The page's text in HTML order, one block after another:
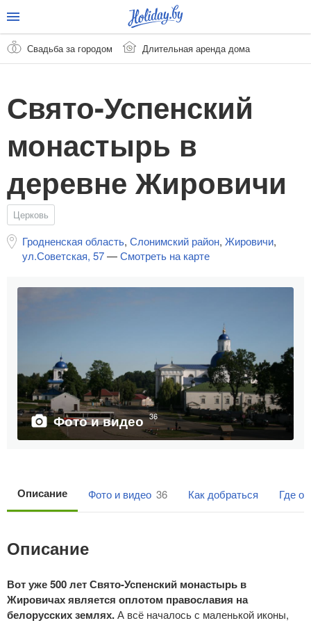
Свадьба за городом Длительная аренда дома
Свято-Успенский
монастырь в
деревне Жировичи
Церковь
Гродненская область, Слонимский район, Жировичи,
ул.Советская, 57—Смотреть на карте
Фото и видео 36
Описание Фото и видео 36 Как добраться Где
Описание
Вот уже 500 лет Свято-Успенский монастырь в
Жировичах является оплотом православия на
белорусских землях.А всё началось с маленькой иконы,